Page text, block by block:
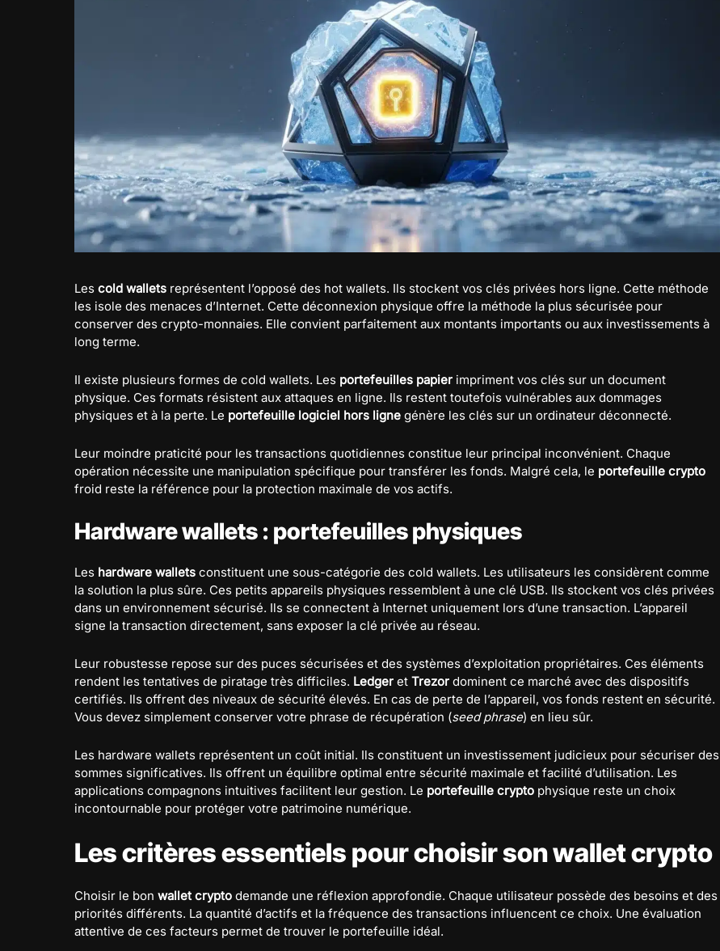
Les cold wallets représentent l’opposé des hot wallets. Ils stockent vos clés privées hors ligne. Cette méthode
les isole des menaces d’Internet. Cette déconnexion physique offre la méthode la plus sécurisée pour
conserver des crypto-monnaies. Elle convient parfaitement aux montants importants ou aux investissements à
long terme.
Il existe plusieurs formes de cold wallets. Les portefeuilles papier impriment vos clés sur un document
physique. Ces formats résistent aux attaques en ligne. Ils restent toutefois vulnérables aux dommages
physiques et à la perte. Le portefeuille logiciel hors ligne génère les clés sur un ordinateur déconnecté.
Leur moindre praticité pour les transactions quotidiennes constitue leur principal inconvénient. Chaque
opération nécessite une manipulation spécifique pour transférer les fonds. Malgré cela, le portefeuille crypto
froid reste la référence pour la protection maximale de vos actifs.
Hardware wallets : portefeuilles physiques
Les hardware wallets constituent une sous-catégorie des cold wallets. Les utilisateurs les considèrent comme
la solution la plus sûre. Ces petits appareils physiques ressemblent à une clé USB. Ils stockent vos clés privées
dans un environnement sécurisé. Ils se connectent à Internet uniquement lors d’une transaction. L’appareil
signe la transaction directement, sans exposer la clé privée au réseau.
Leur robustesse repose sur des puces sécurisées et des systèmes d’exploitation propriétaires. Ces éléments
rendent les tentatives de piratage très difficiles. Ledger et Trezor dominent ce marché avec des dispositifs
certifiés. Ils offrent des niveaux de sécurité élevés. En cas de perte de l’appareil, vos fonds restent en sécurité.
Vous devez simplement conserver votre phrase de récupération (seed phrase) en lieu sûr.
Les hardware wallets représentent un coût initial. Ils constituent un investissement judicieux pour sécuriser des
sommes significatives. Ils offrent un équilibre optimal entre sécurité maximale et facilité d’utilisation. Les
applications compagnons intuitives facilitent leur gestion. Le portefeuille crypto physique reste un choix
incontournable pour protéger votre patrimoine numérique.
Les critères essentiels pour choisir son wallet crypto
Choisir le bon wallet crypto demande une réflexion approfondie. Chaque utilisateur possède des besoins et des
priorités différents. La quantité d’actifs et la fréquence des transactions influencent ce choix. Une évaluation
attentive de ces facteurs permet de trouver le portefeuille idéal.